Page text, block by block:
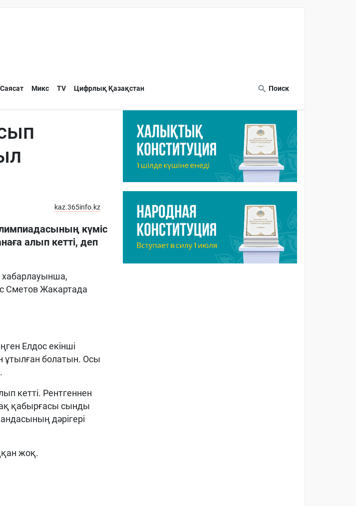
Саясат Микс TV Цифрлық Қазақстан Поиск
kaz.365info.kz
күміс
алып кетті, деп
хабарлауынша,
Сметов Жакартада
Елдос екінші
ұтылған болатын. Осы
кетті. Рентгеннен
қабырғасы сынды
дәрігері
жоқ.